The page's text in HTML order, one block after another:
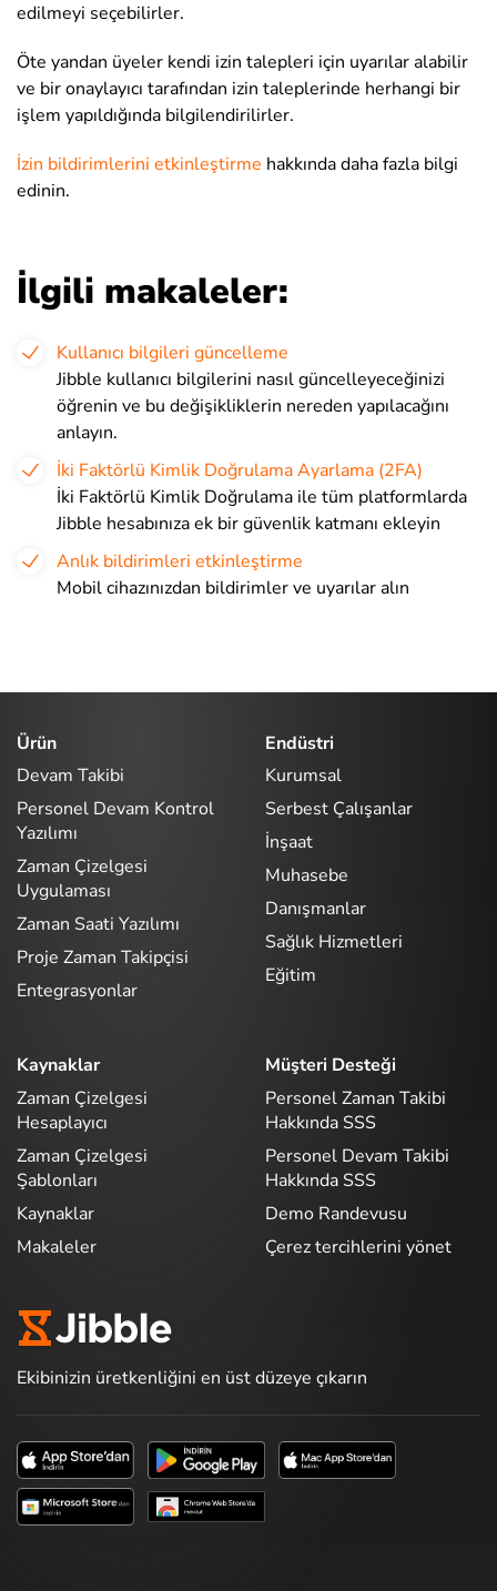
edilmeyi seçebilirler.
Öte yandan üyeler kendi izin talepleri için uyarılar alabilir
ve bir onaylayıcı tarafından izin taleplerinde herhangi bir
işlem yapıldığında bilgilendirilirler.
İzin bildirimlerini etkinleştirme hakkında daha fazla bilgi
edinin.
İlgili makaleler:
Kullanıcı bilgileri güncelleme
Jibble kullanıcı bilgilerini nasıl güncelleyeceğinizi
öğrenin ve bu değişikliklerin nereden yapılacağını
anlayın.
İki Faktörlü Kimlik Doğrulama Ayarlama (2FA)
İki Faktörlü Kimlik Doğrulama ile tüm platformlarda
Jibble hesabınıza ek bir güvenlik katmanı ekleyin
Anlık bildirimleri etkinleştirme
Mobil cihazınızdan bildirimler ve uyarılar alın
Ürün
Devam Takibi
Personel Devam Kontrol
Yazılımı
Zaman Çizelgesi
Uygulaması
Zaman Saati Yazılımı
Proje Zaman Takipçisi
Entegrasyonlar
Endüstri
Kurumsal
Serbest Çalışanlar
İnşaat
Muhasebe
Danışmanlar
Sağlık Hizmetleri
Eğitim
Kaynaklar
Zaman Çizelgesi
Hesaplayıcı
Zaman Çizelgesi
Şablonları
Kaynaklar
Makaleler
Müşteri Desteği
Personel Zaman Takibi
Hakkında SSS
Personel Devam Takibi
Hakkında SSS
Demo Randevusu
Çerez tercihlerini yönet
Ekibinizin üretkenliğini en üst düzeye çıkarın